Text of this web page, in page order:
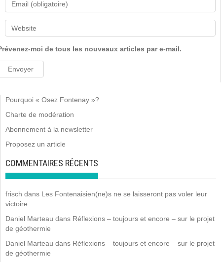
moi de tous les nouveaux articles par e-mail.
Pourquoi « Osez Fontenay »?
Charte de modération
Abonnement à la newsletter
Proposez un article
COMMENTAIRES RÉCENTS
frisch dans Les Fontenaisien(ne)s ne se laisseront pas voler leur
victoire
Daniel Marteau dans Réflexions – toujours et encore – sur le projet
de géothermie
Daniel Marteau dans Réflexions – toujours et encore – sur le projet
de géothermie